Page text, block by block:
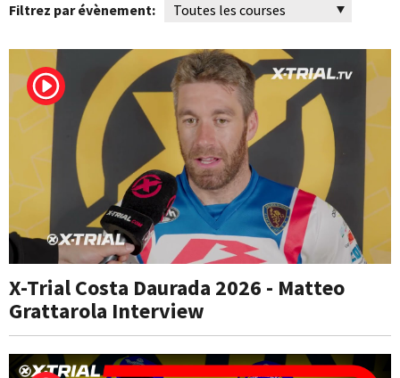
Filtrez par évènement:
X-Trial Costa Daurada 2026 - Matteo
Grattarola Interview